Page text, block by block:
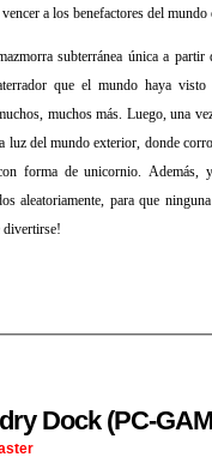
a los benefactores del
subterránea única a partir
que el mundo haya
muchos más. Luego, una
luz del mundo exterior, donde
forma de unicornio.
aleatoriamente, para que
divertirse!
Dock (PC-